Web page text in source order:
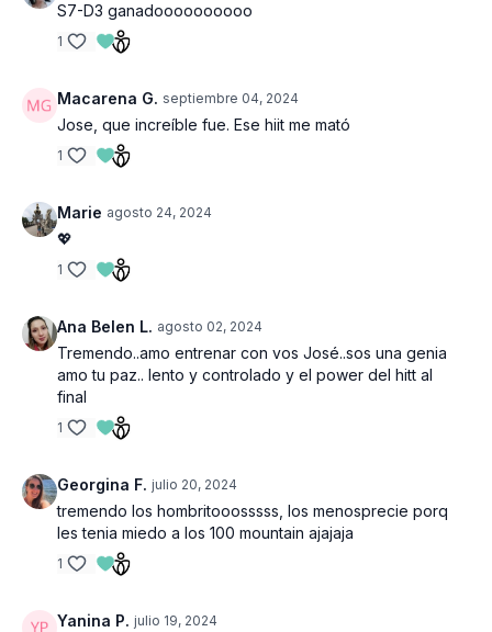
S7-D3 ganadoooooooooo
1
Macarena G. septiembre 04, 2024
Jose, que increíble fue. Ese hiit me mató
1
Marie agosto 24, 2024
💖
1
Ana Belen L. agosto 02, 2024
Tremendo..amo entrenar con vos José..sos una genia
amo tu paz.. lento y controlado y el power del hitt al
final
1
Georgina F. julio 20, 2024
tremendo los hombritooosssss, los menosprecie porq
les tenia miedo a los 100 mountain ajajaja
1
Yanina P. julio 19, 2024